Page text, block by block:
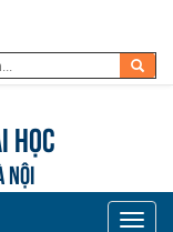
học
NỘI
Toggle